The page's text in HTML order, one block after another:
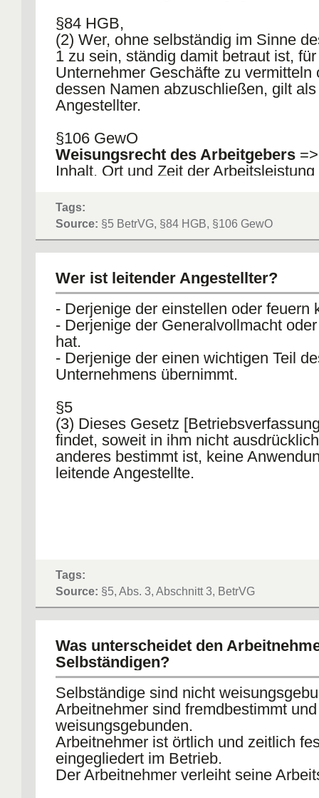
§84 HGB,
(2) Wer, ohne selbständig im Sinne
1 zu sein, ständig damit betraut ist,
Unternehmer Geschäfte zu vermitteln
dessen Namen abzuschließen, gilt als
Angestellter.
§106 GewO
Weisungsrecht des Arbeitgebers
Inhalt, Ort und Zeit der Arbeitsleistung
Arbeitgeber => Arbeitnehmer
Tags:
Source: §5 BetrVG, §84 HGB, §106 GewO
Wer ist leitender Angestellter?
- Derjenige der einstellen oder feuern
- Derjenige der Generalvollmacht
hat.
- Derjenige der einen wichtigen Teil
Unternehmens übernimmt.
§5
(3) Dieses Gesetz
findet, soweit in ihm nicht
anderes bestimmt ist, keine
leitende Angestellte.
Tags:
Source: §5, Abs. 3, Abschnitt 3, BetrVG
Was unterscheidet den
Selbständigen?
Selbständige sind nicht
Arbeitnehmer sind fremdbestimmt und
weisungsgebunden.
Arbeitnehmer ist örtlich und zeitlich
eingegliedert im Betrieb.
Der Arbeitnehmer verleiht seine